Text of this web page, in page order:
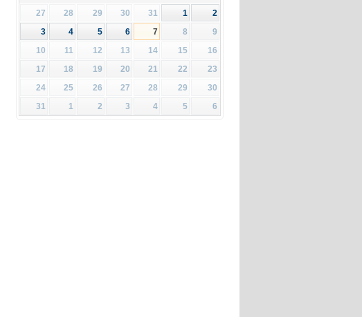
27 28 29 30 31 1
2
3
4 5 6 7 8
9
10
11 12 13 14 15
16
17
18 19 20 21 22
23
24
25 26 27 28 29
30
31
1 2 3 4 5 6